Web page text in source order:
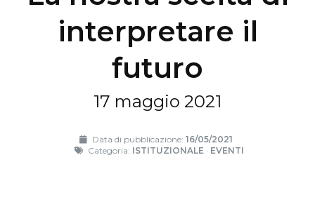
interpretare il
futuro
17 maggio 2021
Data di pubblicazione: 16/05/2021
Categoria: ISTITUZIONALE · EVENTI